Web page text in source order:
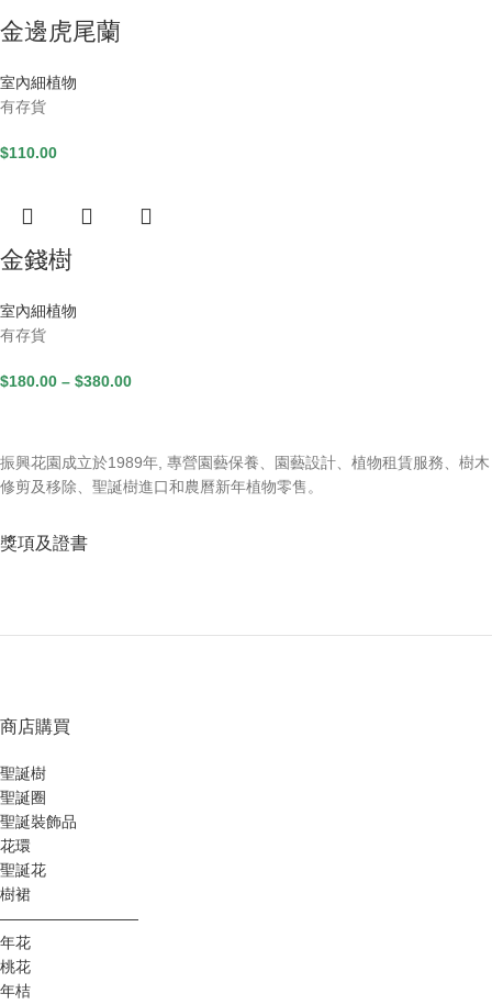
金邊虎尾蘭
室內細植物
有存貨
$110.00
金錢樹
室內細植物
有存貨
$180.00 – $380.00
振興花園成立於1989年, 專營園藝保養、園藝設計、植物租賃服務、樹木
修剪及移除、聖誕樹進口和農曆新年植物零售。
獎項及證書
商店購買
聖誕樹
聖誕圈
聖誕裝飾品
花環
聖誕花
樹裙
—————————
年花
桃花
年桔